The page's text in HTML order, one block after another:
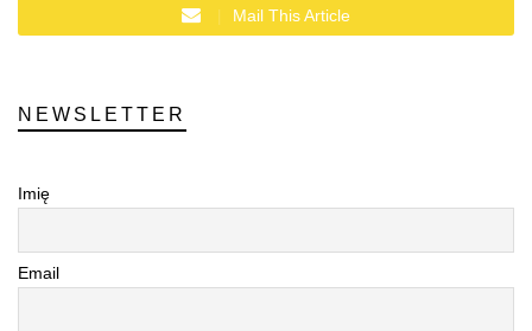
Mail This Article
NEWSLETTER
Imię
Email